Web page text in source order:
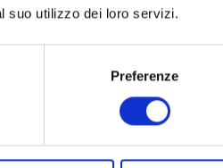
suo utilizzo dei loro servizi.
Preferenze